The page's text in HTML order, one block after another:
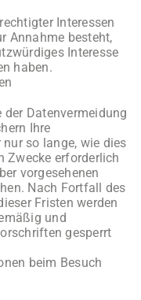
Interessen
Annahme besteht,
Interesse
haben.
Datenvermeidung
Ihre
so lange, wie dies
Zwecke erforderlich
vorgesehenen
Nach Fortfall des
Fristen werden
und
gesperrt
beim Besuch